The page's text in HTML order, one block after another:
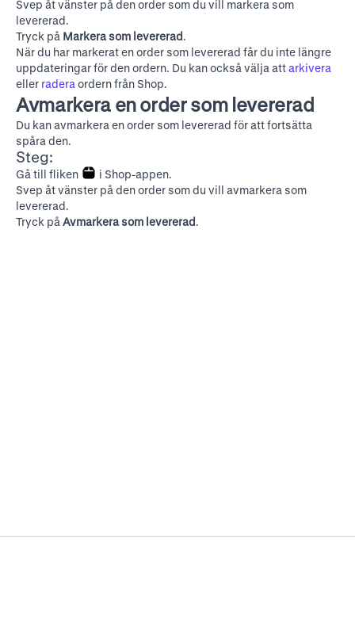
Svep åt vänster på den order som du vill markera som
levererad.
Tryck på Markera som levererad.
När du har markerat en order som levererad får du inte längre
uppdateringar för den ordern. Du kan också välja attarkivera
eller radera ordern från Shop.
Avmarkera en order som levererad
Du kan avmarkera en order som levererad för att fortsätta
spåra den.
Steg:
Gå till fliken
i Shop-appen.
Svep åt vänster på den order som du vill avmarkera som
levererad.
Tryck på Avmarkera som levererad.